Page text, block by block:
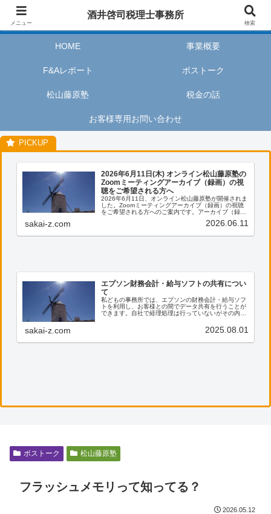
酒井啓司税理士事務所は、お客様が私たちのサービスを利用するときに、安心
HOME 事業概要
F&Aレポート ボストーク
松山藤原塾 税金の話
お客様専用お問い合わせ
2026年6月11日(木) オンライン松山藤原塾の
Zoomミーティングアーカイブ（録画）の視
聴をご希望される方へ
2026年6月11日、オンライン松山藤原塾が開催されま
した。Zoomミーティングアーカイブ（録画）の視聴
をご希望される方へのご案内です。アーカイブ（録
わせより、「松山藤原塾アーカイブ（録画）の...
sakai-z.com 2026.06.11
エプソン財務会計・給与ソフトの共有につい
て
私どもの事務所では、エプソンの財務会計・給与ソフ
トを利用し、お客様との間でデータ共有を行うことが
できます。自社で経理処理は行っていないがその内容
望がございましたら、ぜひ私共までご連絡ください。
sakai-z.com 2025.08.01
ボストーク 松山藤原塾
フラッシュメモリって知ってる？
2026.05.12
メニュー
酒井啓司税理士事務所
検索